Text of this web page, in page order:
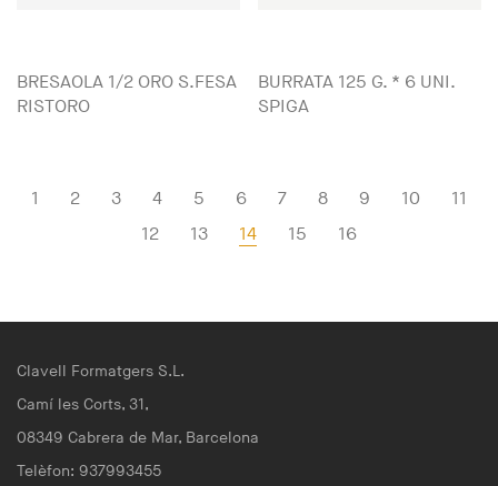
BRESAOLA 1/2 ORO S.FESA
RISTORO
BURRATA 125 G. * 6 UNI.
SPIGA
1 2 3 4 5 6 7 8 9 10
11
12
13 14 15 16
Clavell Formatgers S.L.
Camí les Corts, 31,
08349 Cabrera de Mar, Barcelona
Telèfon: 937993455